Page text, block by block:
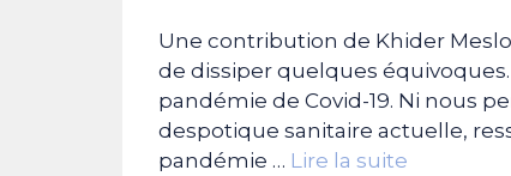
Une contribution de Khider
de dissiper quelques
pandémie de Covid-19. Ni nous
despotique sanitaire actuelle,
pandémie … Lire la suite